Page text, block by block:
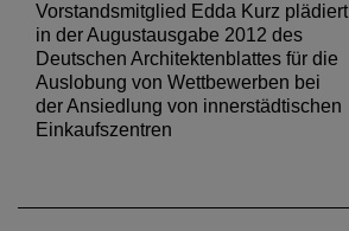
Vorstandsmitglied Edda Kurz plädiert
in der Augustausgabe 2012 des
Deutschen Architektenblattes für die
Auslobung von Wettbewerben bei
der Ansiedlung von innerstädtischen
Einkaufszentren